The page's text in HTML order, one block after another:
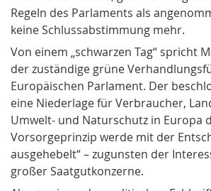
Regeln des Parlaments als
keine Schlussabstimmung mehr.
Von einem „schwarzen Tag“ spricht
der zuständige grüne
Europäischen Parlament. Der
eine Niederlage für Verbraucher,
Umwelt- und Naturschutz in Europa
Vorsorgeprinzip werde mit der
ausgehebelt“ – zugunsten der
großer Saatgutkonzerne.